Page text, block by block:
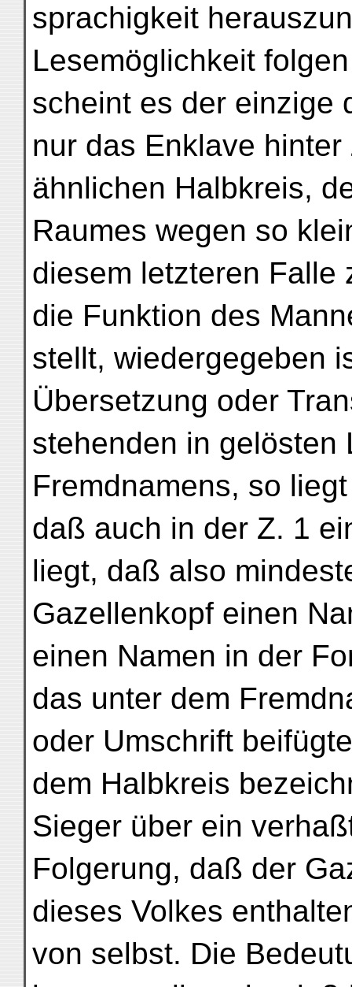
sprachigkeit
Lesemöglichkeit
scheint es der einzige
nur das Enklave
ähnlichen Halbkreis,
Raumes wegen so
diesem letzteren Falle
die Funktion des
stellt, wiedergegeben
Übersetzung oder
stehenden in gelösten
Fremdnamens, so
daß auch in der Z. 1
liegt, daß also
Gazellenkopf einen
einen Namen in der
das unter dem
oder Umschrift
dem Halbkreis
Sieger über ein
Folgerung, daß der
dieses Volkes
von selbst. Die